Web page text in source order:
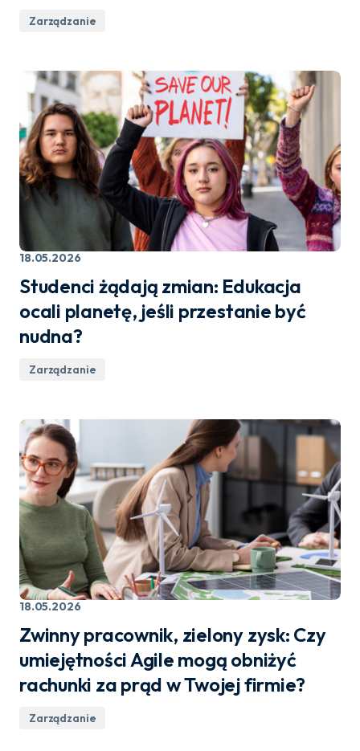
Zarządzanie
18.05.2026
Studenci żądają zmian: Edukacja
ocali planetę, jeśli przestanie być
nudna?
Zarządzanie
18.05.2026
Zwinny pracownik, zielony zysk: Czy
umiejętności Agile mogą obniżyć
rachunki za prąd w Twojej firmie?
Zarządzanie